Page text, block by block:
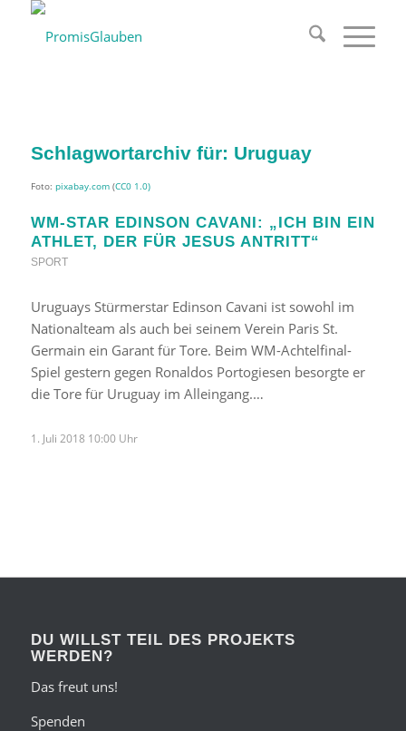
Schlagwortarchiv für: Uruguay
Foto: pixabay.com(CC0 1.0)
WM-STAR EDINSON CAVANI: „ICH BIN EIN
ATHLET, DER FÜR JESUS ANTRITT“
SPORT
Uruguays Stürmerstar Edinson Cavani ist sowohl im
Nationalteam als auch bei seinem Verein Paris St.
Germain ein Garant für Tore. Beim WM-Achtelfinal-
Spiel gestern gegen Ronaldos Portogiesen besorgte er
die Tore für Uruguay im Alleingang.…
1. Juli 2018 10:00 Uhr
DU WILLST TEIL DES PROJEKTS
WERDEN?
Das freut uns!
Spenden